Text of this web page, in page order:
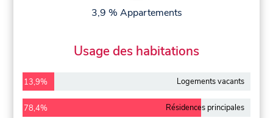
3,9 % Appartements
Usage des habitations
13,9% Logements vacants
78,4% Résidences principales